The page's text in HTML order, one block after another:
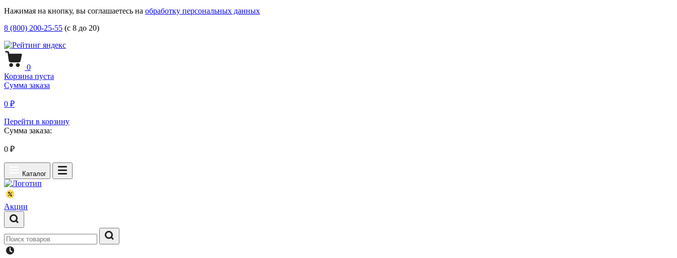
Нажимая на кнопку, вы соглашаетесь на обработку персональных данных
8 (800) 200-25-55 (с 8 до 20)
0
Корзина пуста
Сумма заказа
0 ₽
Перейти в корзину
Сумма заказа:
0 ₽
Каталог
Акции